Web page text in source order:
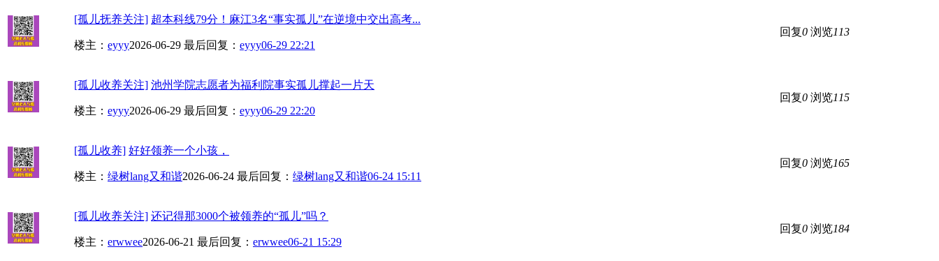
[孤儿抚养关注] 超本科线79分！麻江3名“事实孤儿”在逆境中交出高考...
楼主： eyyy2026-06-29 最后回复： eyyy06-29 22:21
回复0 浏览113
[孤儿收养关注] 池州学院志愿者为福利院事实孤儿撑起一片天
楼主： eyyy2026-06-29 最后回复： eyyy06-29 22:20
回复0 浏览115
[孤儿收养] 好好领养一个小孩，
楼主： 绿树lang又和谐2026-06-24 最后回复： 绿树lang又和谐06-24 15:11
回复0 浏览165
[孤儿收养关注] 还记得那3000个被领养的“孤儿”吗？
楼主： erwwee2026-06-21 最后回复： erwwee06-21 15:29
回复0 浏览184